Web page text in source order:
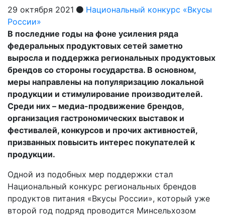
29 октября 2021
Национальный конкурс «Вкусы
России»
В последние годы на фоне усиления ряда
федеральных продуктовых сетей заметно
выросла и поддержка региональных продуктовых
брендов со стороны государства. В основном,
меры направлены на популяризацию локальной
продукции и стимулирование производителей.
Среди них – медиа-продвижение брендов,
организация гастрономических выставок и
фестивалей, конкурсов и прочих активностей,
призванных повысить интерес покупателей к
продукции.
Одной из подобных мер поддержки стал
Национальный конкурс региональных брендов
продуктов питания «Вкусы России», который уже
второй год подряд проводится Минсельхозом